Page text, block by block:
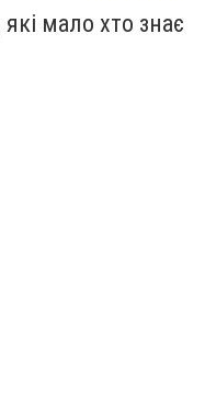
які мало хто знає